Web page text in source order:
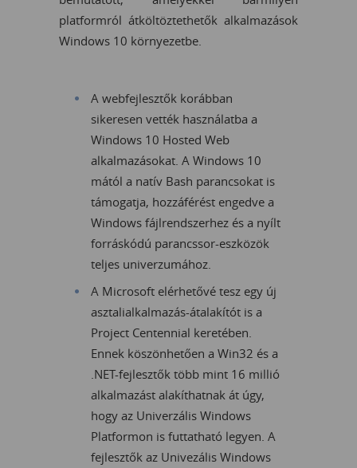
platformról átköltöztethetők alkalmazások
Windows 10 környezetbe.
A webfejlesztők korábban
sikeresen vették használatba a
Windows 10 Hosted Web
alkalmazásokat. A Windows 10
mától a natív Bash parancsokat is
támogatja, hozzáférést engedve a
Windows fájlrendszerhez és a nyílt
forráskódú parancssor-eszközök
teljes univerzumához.
A Microsoft elérhetővé tesz egy új
asztalialkalmazás-átalakítót is a
Project Centennial keretében.
Ennek köszönhetően a Win32 és a
.NET-fejlesztők több mint 16 millió
alkalmazást alakíthatnak át úgy,
hogy az Univerzális Windows
Platformon is futtatható legyen. A
fejlesztők az Univezális Windows